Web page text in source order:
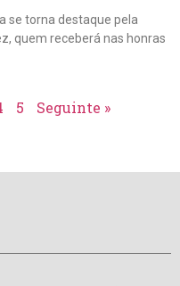
se torna destaque pela
quem receberá nas honras
5 Seguinte »